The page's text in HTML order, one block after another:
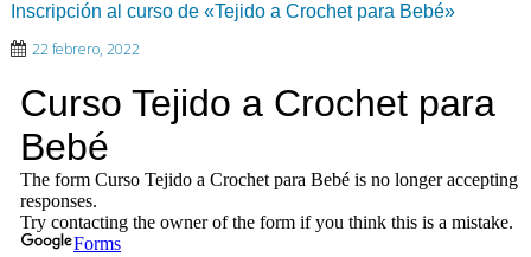
Inscripción al curso de «Tejido a Crochet para Bebé»
22 febrero, 2022